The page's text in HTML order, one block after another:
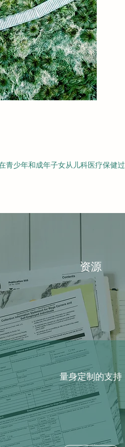
青少年和成年子女从儿科医疗保健过
资源
量身定制的支持